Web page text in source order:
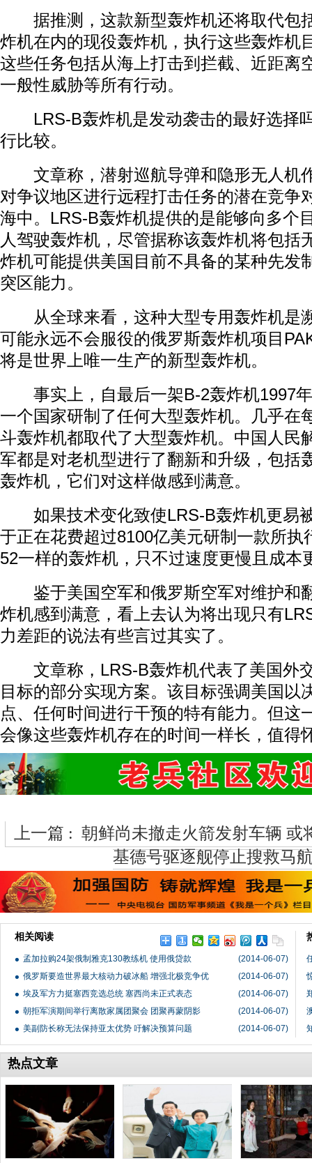
据推测，这款新型轰炸机还将取代包
炸机在内的现役轰炸机，执行这些轰炸机
这些任务包括从海上打击到拦截、近距离
一般性威胁等所有行动。
LRS-B轰炸机是发动袭击的最好选择
行比较。
文章称，潜射巡航导弹和隐形无人机
对争议地区进行远程打击任务的潜在竞争
海中。LRS-B轰炸机提供的是能够向多个
人驾驶轰炸机，尽管据称该轰炸机将包括
炸机可能提供美国目前不具备的某种先发
突区能力。
从全球来看，这种大型专用轰炸机是
可能永远不会服役的俄罗斯轰炸机项目
将是世界上唯一生产的新型轰炸机。
事实上，自最后一架B-2轰炸机1997年
一个国家研制了任何大型轰炸机。几乎在
斗轰炸机都取代了大型轰炸机。中国人民
军都是对老机型进行了翻新和升级，包括
轰炸机，它们对这样做感到满意。
如果技术变化致使LRS-B轰炸机更易
于正在花费超过8100亿美元研制一款所执
52一样的轰炸机，只不过速度更慢且成本
鉴于美国空军和俄罗斯空军对维护和
炸机感到满意，看上去认为将出现只有
力差距的说法有些言过其实了。
文章称，LRS-B轰炸机代表了美国外
目标的部分实现方案。该目标强调美国以
点、任何时间进行干预的特有能力。但这
会像这些轰炸机存在的时间一样长，值得
上一篇 : 朝鲜尚未撤走火箭发射车辆 或
基德号驱逐舰停止搜救马
相关阅读
(2014-06-07)
孟加拉购24架俄制雅克130教练机 使用俄贷款
(2014-06-07)
俄罗斯要造世界最大核动力破冰船 增强北极竞争优
(2014-06-07)
埃及军方力挺塞西竞选总统 塞西尚未正式表态
(2014-06-07)
朝拒军演期间举行离散家属团聚会 团聚再蒙阴影
(2014-06-07)
美副防长称无法保持亚太优势 吁解决预算问题
热点文章